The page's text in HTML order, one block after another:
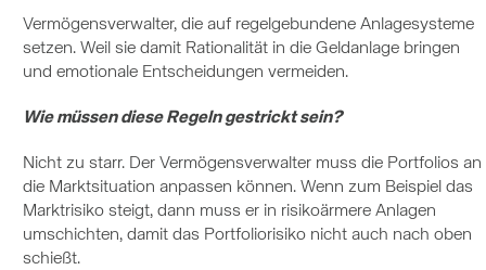
Vermögensverwalter, die auf regelgebundene Anlagesysteme
setzen. Weil sie damit Rationalität in die Geldanlage bringen
und emotionale Entscheidungen vermeiden.
Wie müssen diese Regeln gestrickt sein?
Nicht zu starr. Der Vermögensverwalter muss die Portfolios an
die Marktsituation anpassen können. Wenn zum Beispiel das
Marktrisiko steigt, dann muss er in risikoärmere Anlagen
umschichten, damit das Portfoliorisiko nicht auch nach oben
schießt.